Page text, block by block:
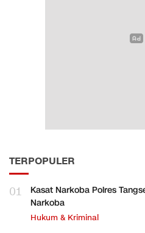
TERPOPULER
01
Kasat Narkoba Polres
Narkoba
Hukum & Kriminal